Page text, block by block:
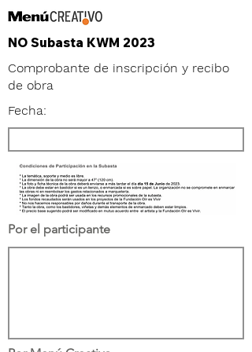
NO Subasta KWM 2023
Comprobante de inscripción y recibo
de obra
Fecha:
Por el participante